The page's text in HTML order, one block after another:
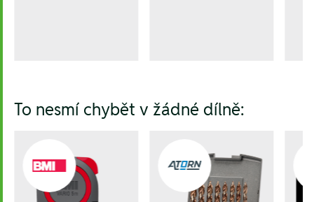
To nesmí chybět v žádné dílně: